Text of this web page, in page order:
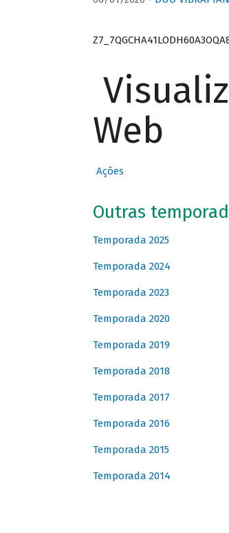
Web
Ações
Outras
Temporada 2025
Temporada 2024
Temporada 2023
Temporada 2020
Temporada 2019
Temporada 2018
Temporada 2017
Temporada 2016
Temporada 2015
Temporada 2014